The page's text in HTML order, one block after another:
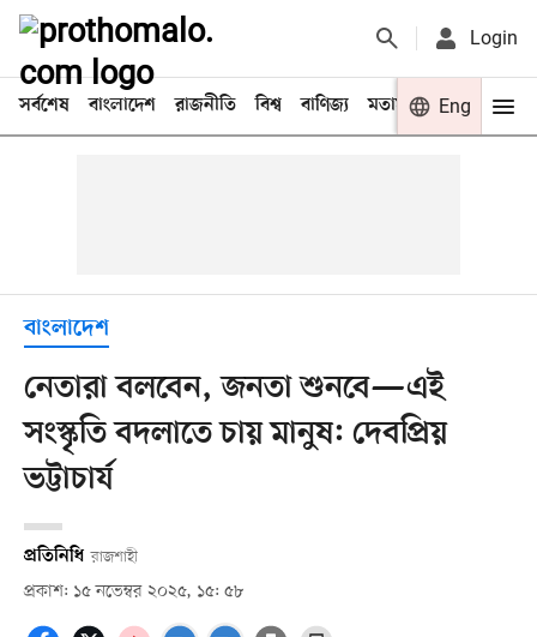
Login
সর্বশেষ বাংলাদেশ রাজনীতি বিশ্ব বাণিজ্য মতামত খেলা
Eng
বাংলাদেশ
নেতারা বলবেন, জনতা শুনবে—এই
সংস্কৃতি বদলাতে চায় মানুষ: দেবপ্রিয়
ভট্টাচার্য
প্রতিনিধি রাজশাহী
প্রকাশ: ১৫ নভেম্বর ২০২৫, ১৫: ৫৮